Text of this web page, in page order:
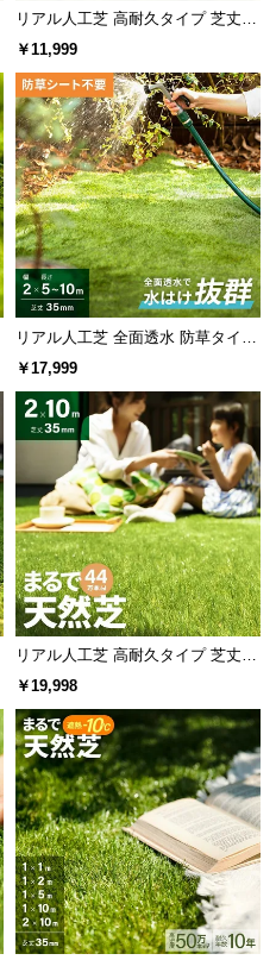
リアル人工芝 高耐久タイプ 芝丈20
mm 2×5m（自然な見た目を追求・
￥11,999
リアル人工芝 全面透水 防草タイプ
芝丈35mm 2×5~10m
￥17,999
リアル人工芝 高耐久タイプ 芝丈35
mm 2×10m 防草シート付（自然な
￥19,998